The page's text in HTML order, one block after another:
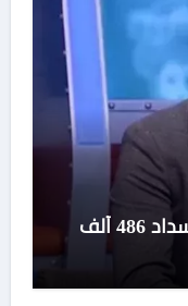
الإفراج عن إبراهيم سعيد بعد سداد 486 ألف